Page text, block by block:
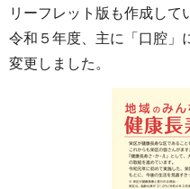
リーフレット版も作成して
令和５年度、主に「口腔」
変更しました。